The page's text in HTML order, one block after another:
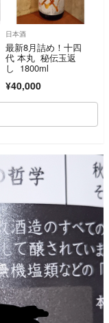
日本酒
最新8月詰め！十四
代 本丸 秘伝玉返
し 1800ml
¥40,000
SOLD